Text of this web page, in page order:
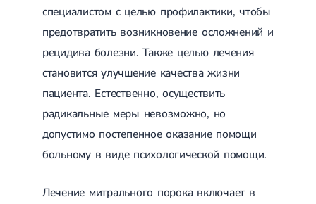
специалистом с целью профилактики, чтобы
предотвратить возникновение осложнений и
рецидива болезни. Также целью лечения
становится улучшение качества жизни
пациента. Естественно, осуществить
радикальные меры невозможно, но
допустимо постепенное оказание помощи
больному в виде психологической помощи.
Лечение митрального порока включает в